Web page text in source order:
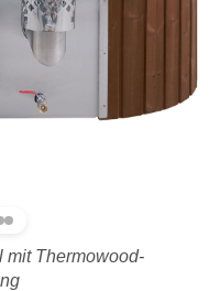
mit Thermowood-